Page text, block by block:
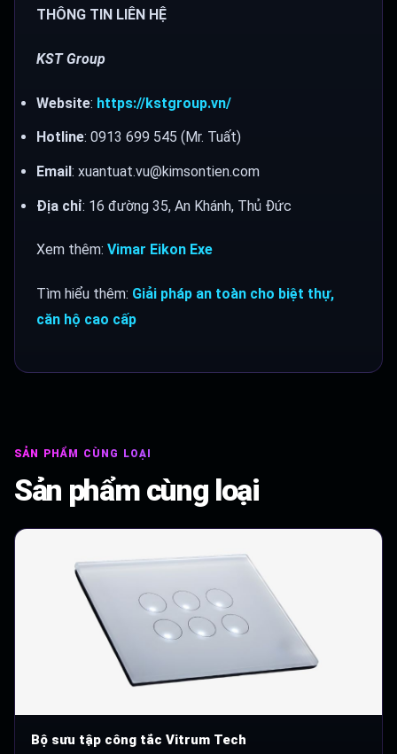
THÔNG TIN LIÊN HỆ
KST Group
Website: https://kstgroup.vn/
Hotline: 0913 699 545 (Mr. Tuất)
Email: xuantuat.vu@kimsontien.com
Địa chỉ: 16 đường 35, An Khánh, Thủ Đức
Xem thêm: Vimar Eikon Exe
Tìm hiểu thêm: Giải pháp an toàn cho biệt thự,
căn hộ cao cấp
SẢN PHẨM CÙNG LOẠI
Sản phẩm cùng loại
Bộ sưu tập công tắc Vitrum Tech